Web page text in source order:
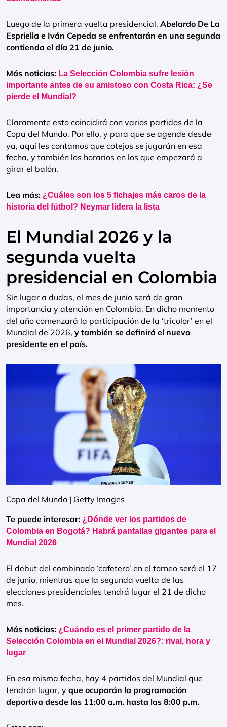
Luego de la primera vuelta presidencial, Abelardo De La
Espriella e Iván Cepeda se enfrentarán en una segunda
contienda el día 21 de junio.
Más noticias: La Selección Colombia sufre lesión
importante antes de su amistoso con Costa Rica: ¿Se
pierde el Mundial?
Claramente esto coincidirá con varios partidos de la
Copa del Mundo. Por ello, y para que se agende desde
ya, aquí les contamos que cotejos se jugarán en esa
fecha, y también los horarios en los que empezará a
girar el balón.
Lea más: ¿Cuáles son los 5 fichajes más caros de la
historia del fútbol? Neymar lidera la lista
El Mundial 2026 y la
segunda vuelta
presidencial en Colombia
Sin lugar a dudas, el mes de junio será de gran
importancia y atención en Colombia. En dicho momento
del año comenzará la participación de la ‘tricolor’ en el
Mundial de 2026, y también se definirá el nuevo
presidente en el país.
Copa del Mundo | Getty Images
Te puede interesar: ¿Dónde ver los partidos de
Colombia en Bogotá? Habrá pantallas gigantes para el
Mundial 2026
El debut del combinado ‘cafetero’ en el torneo será el 17
de junio, mientras que la segunda vuelta de las
elecciones presidenciales tendrá lugar el 21 de dicho
mes.
Más noticias: ¿Cuándo es el primer partido de la
Selección Colombia en el Mundial 2026?: rival, hora y
lugar
En esa misma fecha, hay 4 partidos del Mundial que
tendrán lugar, y que ocuparán la programación
deportiva desde las 11:00 a.m. hasta las 8:00 p.m.